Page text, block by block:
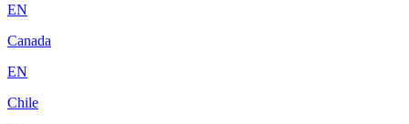
EN
Canada
EN
Chile